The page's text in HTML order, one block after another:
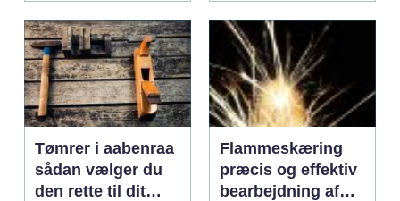
Tømrer i aabenraa
sådan vælger du
den rette til dit
Flammeskæring
præcis og effektiv
bearbejdning af